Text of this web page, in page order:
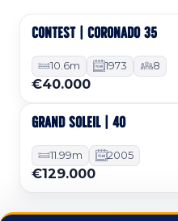
Gebraucht
CONTEST | CORONADO 35
10.6m 1973 8
€40.000
Gebraucht
GRAND SOLEIL | 40
11.99m 2005
€129.000